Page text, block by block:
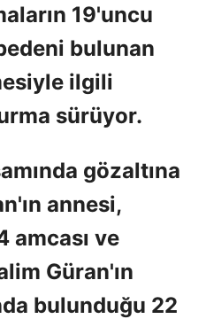
19'uncu
bulunan
ilgili
sürüyor.
gözaltına
annesi,
amcası ve
Güran'ın
bulunduğu 22